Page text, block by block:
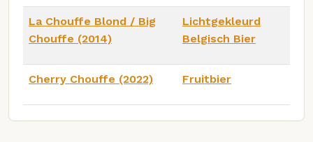
La Chouffe Blond / Big
Chouffe (2014)
Lichtgekleurd
Belgisch Bier
Cherry Chouffe (2022) Fruitbier